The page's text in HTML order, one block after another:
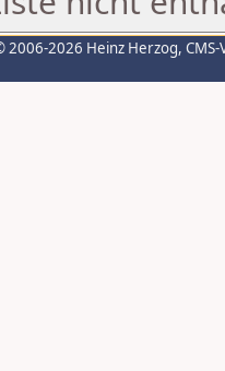
2006-2026 Heinz Herzog,